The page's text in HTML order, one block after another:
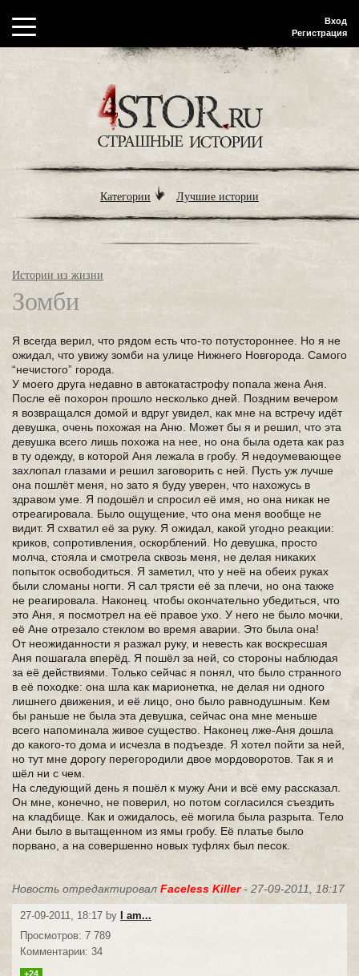
Вход
Регистрация
Категории Лучшие истории
Истории из жизни
Зомби
Я всегда верил, что рядом есть что-то потустороннее. Но я не
ожидал, что увижу зомби на улице Нижнего Новгорода. Самого
“нечистого” города.
У моего друга недавно в автокатастрофу попала жена Аня.
После её похорон прошло несколько дней. Поздним вечером
я возвращался домой и вдруг увидел, как мне на встречу идёт
девушка, очень похожая на Аню. Может бы я и решил, что эта
девушка всего лишь похожа на нее, но она была одета как раз
в ту одежду, в которой Аня лежала в гробу. Я недоумевающее
захлопал глазами и решил заговорить с ней. Пусть уж лучше
она пошлёт меня, но зато я буду уверен, что нахожусь в
здравом уме. Я подошёл и спросил её имя, но она никак не
отреагировала. Было ощущение, что она меня вообще не
видит. Я схватил её за руку. Я ожидал, какой угодно реакции:
криков, сопротивления, оскорблений. Но девушка, просто
молча, стояла и смотрела сквозь меня, не делая никаких
попыток освободиться. Я заметил, что у неё на обеих руках
были сломаны ногти. Я сал трясти её за плечи, но она также
не реагировала. Наконец. чтобы окончательно убедиться, что
это Аня, я посмотрел на её правое ухо. У него не было мочки,
её Ане отрезало стеклом во время аварии. Это была она!
От неожиданности я разжал руку, и невесть как воскресшая
Аня пошагала вперёд. Я пошёл за ней, со стороны наблюдая
за её действиями. Только сейчас я понял, что было странного
в её походке: она шла как марионетка, не делая ни одного
лишнего движения, и её лицо, оно было равнодушным. Кем
бы раньше не была эта девушка, сейчас она мне меньше
всего напоминала живое существо. Наконец лже-Аня дошла
до какого-то дома и исчезла в подъезде. Я хотел пойти за ней,
но тут мне дорогу перегородили двое мордоворотов. Так я и
шёл ни с чем.
На следующий день я пошёл к мужу Ани и всё ему рассказал.
Он мне, конечно, не поверил, но потом согласился съездить
на кладбище. Как и ожидалось, её могила была разрыта. Тело
Ани было в вытащенном из ямы гробу. Её платье было
порвано, а на совершенно новых туфлях был песок.
Новость отредактировал Faceless Killer- 27-09-2011, 18:17
27-09-2011, 18:17 by
I am...
Просмотров: 7 789
Комментарии: 34
+24